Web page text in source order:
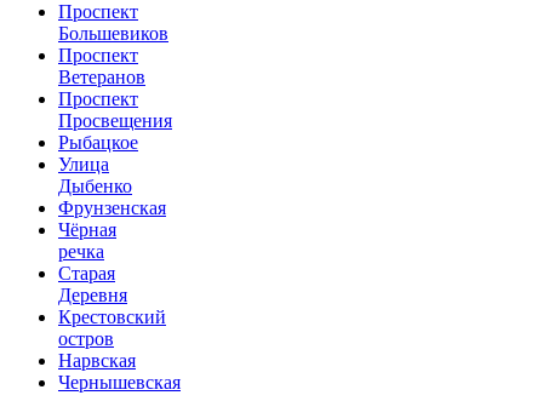
Проспект
Большевиков
Проспект
Ветеранов
Проспект
Просвещения
Рыбацкое
Улица
Дыбенко
Фрунзенская
Чёрная
речка
Старая
Деревня
Крестовский
остров
Нарвская
Чернышевская